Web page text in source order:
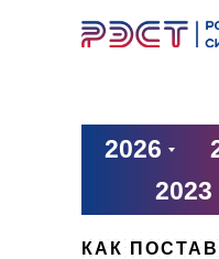
2023
2026
КАК